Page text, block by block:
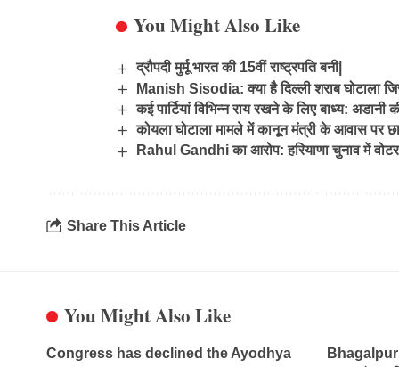
You Might Also Like
द्रौपदी मुर्मू भारत की 15वीं राष्ट्रपति बनी|
Manish Sisodia: क्या है दिल्ली शराब घोटाला
कई पार्टियां विभिन्न राय रखने के लिए बाध्य: अडानी
कोयला घोटाला मामले में कानून मंत्री के आवास पर
Rahul Gandhi का आरोप: हरियाणा चुनाव में वोटर
Share This Article
You Might Also Like
Congress has declined the Ayodhya
Bhagalpur